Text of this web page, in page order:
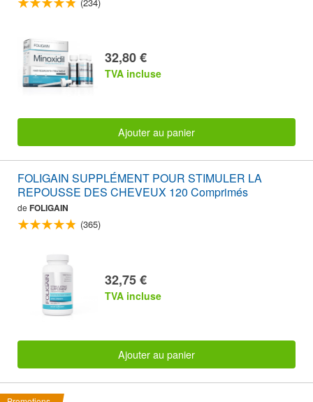
32,80 €
TVA incluse
Ajouter au panier
FOLIGAIN SUPPLÉMENT POUR STIMULER LA
REPOUSSE DES CHEVEUX 120 Comprimés
de FOLIGAIN
(365)
32,75 €
TVA incluse
Ajouter au panier